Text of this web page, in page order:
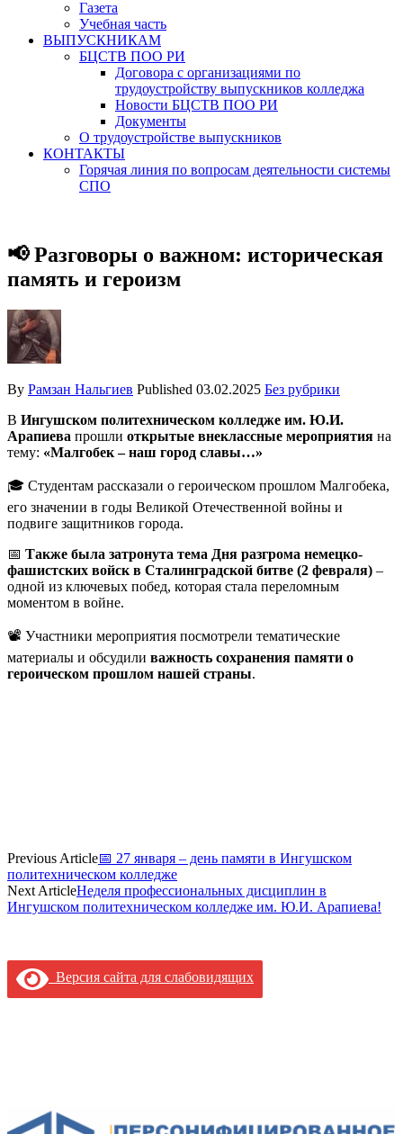
Газета
Учебная часть
ВЫПУСКНИКАМ
БЦСТВ ПОО РИ
Договора с организациями по
трудоустройству выпускников колледжа
Новости БЦСТВ ПОО РИ
Документы
О трудоустройстве выпускников
КОНТАКТЫ
Горячая линия по вопросам деятельности системы
СПО
📢 Разговоры о важном: историческая
память и героизм
By Рамзан Нальгиев Published 03.02.2025 Без рубрики
В Ингушском политехническом колледже им. Ю.И.
Арапиева прошли открытые внеклассные мероприятия на
тему: «Малгобек – наш город славы…»
🎓 Студентам рассказали о героическом прошлом Малгобека,
его значении в годы Великой Отечественной войны и
подвиге защитников города.
📅 Также была затронута тема Дня разгрома немецко-
фашистских войск в Сталинградской битве (2 февраля) –
одной из ключевых побед, которая стала переломным
моментом в войне.
📽️ Участники мероприятия посмотрели тематические
материалы и обсудили важность сохранения памяти о
героическом прошлом нашей страны.
Previous Article📅 27 января – день памяти в Ингушском
политехническом колледже
Next ArticleНеделя профессиональных дисциплин в
Ингушском политехническом колледже им. Ю.И. Арапиева!
Версия сайта для слабовидящих